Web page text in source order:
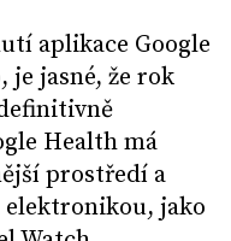
aplikace Google
je jasné, že rok
Health má
prostředí a
jako